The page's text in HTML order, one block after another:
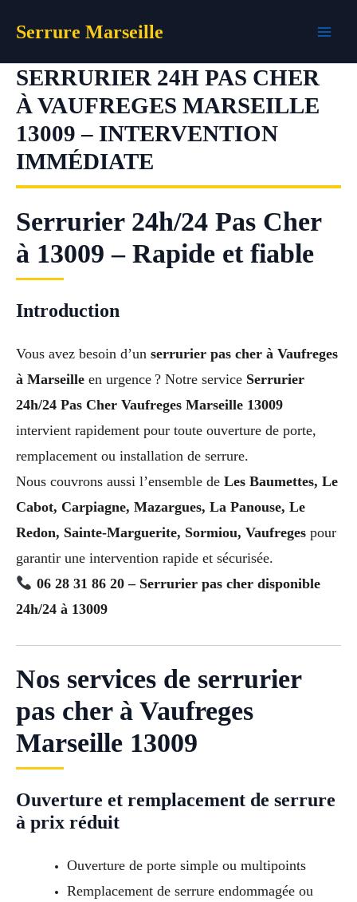
Serrure Marseille
SERRURIER 24H PAS CHER
À VAUFREGES MARSEILLE
13009 – INTERVENTION
IMMÉDIATE
Serrurier 24h/24 Pas Cher
à 13009 – Rapide et fiable
Introduction
Vous avez besoin d’un serrurier pas cher à Vaufreges
à Marseille en urgence ? Notre service Serrurier
24h/24 Pas Cher Vaufreges Marseille 13009
intervient rapidement pour toute ouverture de porte,
remplacement ou installation de serrure.
Nous couvrons aussi l’ensemble de Les Baumettes, Le
Cabot, Carpiagne, Mazargues, La Panouse, Le
Redon, Sainte-Marguerite, Sormiou, Vaufreges pour
garantir une intervention rapide et sécurisée.
06 28 31 86 20 – Serrurier pas cher disponible
24h/24 à 13009
Nos services de serrurier
pas cher à Vaufreges
Marseille 13009
Ouverture et remplacement de serrure
à prix réduit
Ouverture de porte simple ou multipoints
Remplacement de serrure endommagée ou